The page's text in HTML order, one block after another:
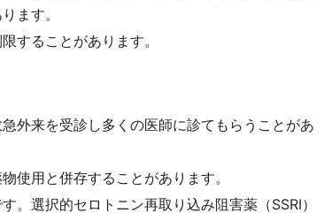
ます。
することがあります。
外来を受診し多くの医師に診てもらうことがあ
使用と併存することがあります。
。選択的セロトニン再取り込み阻害薬（SSRI）